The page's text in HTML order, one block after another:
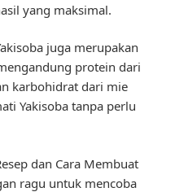
yang maksimal.
juga merupakan
protein dari
karbohidrat dari mie
Yakisoba tanpa perlu
dan Cara Membuat
ragu untuk mencoba